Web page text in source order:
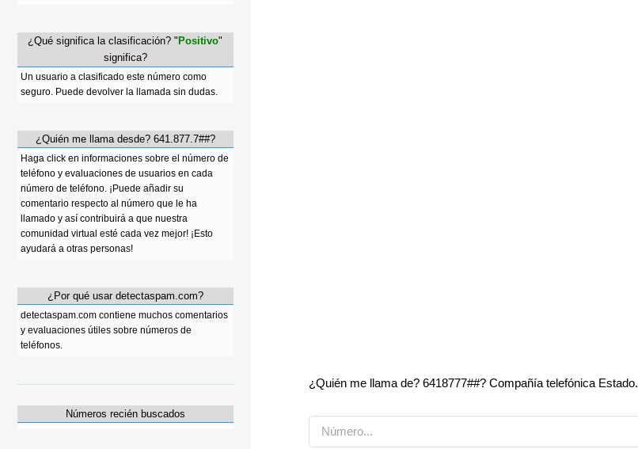
¿Quién me llama de? 6418777##? Compañía telefónica Estado.
¿Qué significa la clasificación? " Positivo"
significa?
Un usuario a clasificado este número como
seguro. Puede devolver la llamada sin dudas.
¿Quién me llama desde? 641.877.7##?
Haga click en informaciones sobre el número de
teléfono y evaluaciones de usuarios en cada
número de teléfono. ¡Puede añadir su
comentario respecto al número que le ha
llamado y así contribuirá a que nuestra
comunidad virtual esté cada vez mejor! ¡Esto
ayudará a otras personas!
¿Por qué usar detectaspam.com?
detectaspam.com contiene muchos comentarios
y evaluaciones útiles sobre números de
teléfonos.
Números recién buscados